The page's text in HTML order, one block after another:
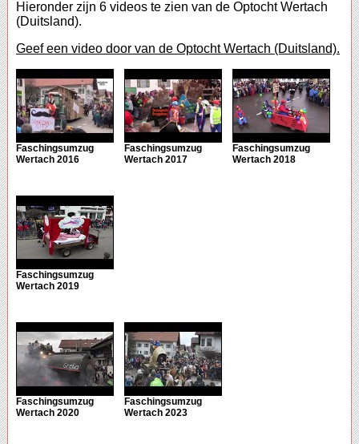
Hieronder zijn 6 videos te zien van de Optocht Wertach
(Duitsland).
Geef een video door van de Optocht Wertach (Duitsland).
Faschingsumzug
Wertach 2016
Faschingsumzug
Wertach 2017
Faschingsumzug
Wertach 2018
Faschingsumzug
Wertach 2019
Faschingsumzug
Wertach 2020
Faschingsumzug
Wertach 2023